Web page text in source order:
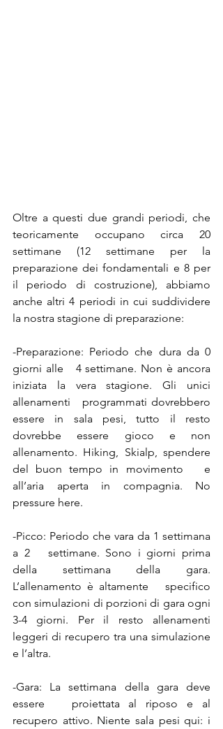
Oltre a questi due grandi periodi, che
teoricamente occupano circa 20
settimane (12 settimane per la
preparazione dei fondamentali e 8 per
il periodo di costruzione), abbiamo
anche altri 4 periodi in cui suddividere
la nostra stagione di preparazione:
-Preparazione: Periodo che dura da 0
giorni alle   4 settimane. Non è ancora
iniziata la vera stagione. Gli unici
allenamenti   programmati dovrebbero
essere in sala pesi, tutto il resto
dovrebbe essere gioco e non
allenamento. Hiking, Skialp, spendere
del buon tempo in movimento   e
all’aria aperta in compagnia. No
pressure here.
-Picco: Periodo che vara da 1 settimana
a 2   settimane. Sono i giorni prima
della settimana della gara.
L’allenamento è altamente   specifico
con simulazioni di porzioni di gara ogni
3-4 giorni. Per il resto allenamenti
leggeri di recupero tra una simulazione
e l’altra.
-Gara: La settimana della gara deve
essere   proiettata al riposo e al
recupero attivo. Niente sala pesi qui: i